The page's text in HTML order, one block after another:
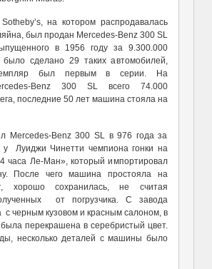
на котором распродавалась
был продан Mercedes-Benz 300 SL
в 1956 году за 9.300.000
было сделано 29 таких автомобилей,
был первым в серии. На
Benz 300 SL всего 74.000
последние 50 лет машина стояла на
Mercedes-Benz 300 SL в 976 года за
у Луиджи Чинетти чемпиона гонки на
часа Ле-Ман», который импортировал
После чего машина простояла на
хорошо сохранилась, не считая
от погрузчика. С завода
черным кузовом и красным салоном, в
перекрашена в серебристый цвет.
несколько деталей с машины было